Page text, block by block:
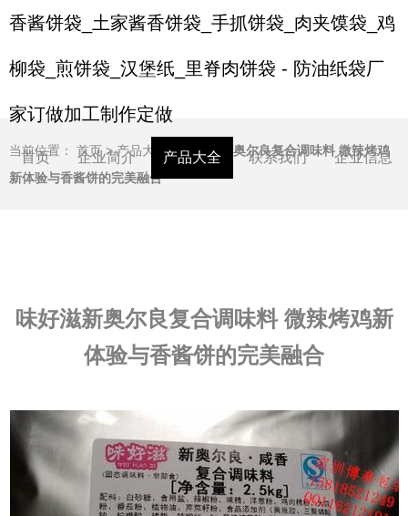
香酱饼袋_土家酱香饼袋_手抓饼袋_肉夹馍袋_鸡
柳袋_煎饼袋_汉堡纸_里脊肉饼袋 - 防油纸袋厂
家订做加工制作定做
首页 企业简介 产品大全 联系我们 企业信息
当前位置： 首页 > 产品大全 > 味好滋新奥尔良复合调味料 微辣烤鸡
新体验与香酱饼的完美融合
味好滋新奥尔良复合调味料 微辣烤鸡新
体验与香酱饼的完美融合